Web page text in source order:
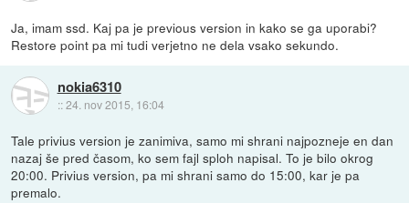
Ja, imam ssd. Kaj pa je previous version in kako se ga uporabi?
Restore point pa mi tudi verjetno ne dela vsako sekundo.
nokia6310
::24. nov 2015, 16:04
Tale privius version je zanimiva, samo mi shrani najpozneje en dan
nazaj še pred časom, ko sem fajl sploh napisal. To je bilo okrog
20:00. Privius version, pa mi shrani samo do 15:00, kar je pa
premalo.